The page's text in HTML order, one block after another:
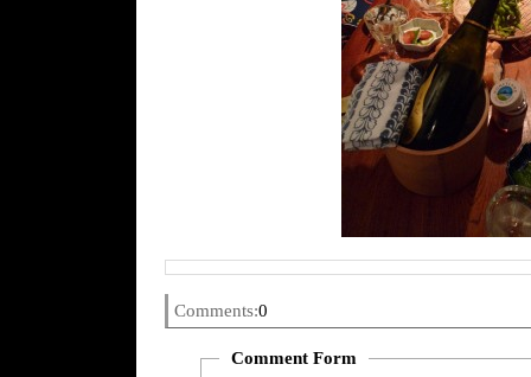
Comments:0
Comment Form